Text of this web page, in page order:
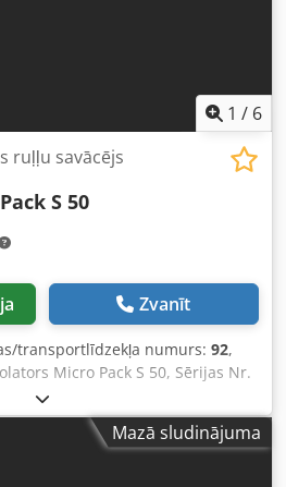
1 / 6
ruļļu savācējs
S 50
Zvanīt
transportlīdzekļa numurs: 92,
Micro Pack S 50, Sērijas Nr.
stacijas Maksimālais formāts: 330
līdz 7 collām Standarta
platums līdz 55 cm
ar rezerves asmeni Online
Mazā sludinājuma